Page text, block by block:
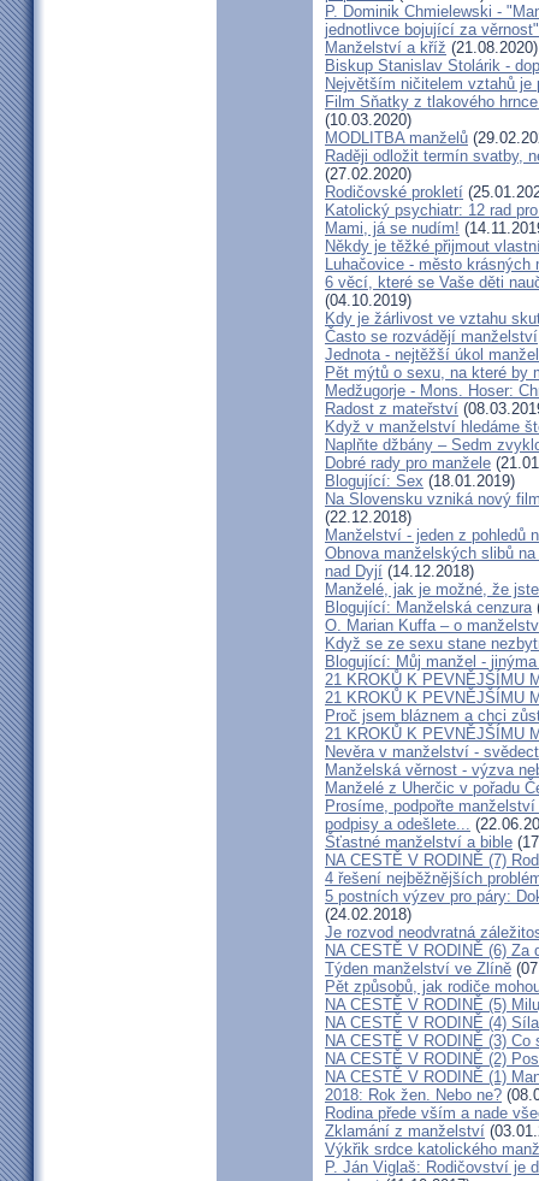
P. Dominik Chmielewski -
jednotlivce bojující za věrnost"
Manželství a kříž (21.08.2020)
Biskup Stanislav Stolárik -
Největším ničitelem vztahů je
Film Sňatky z tlakového
(10.03.2020)
MODLITBA manželů
Raději odložit termín svatby,
(27.02.2020)
Rodičovské prokletí
Katolický psychiatr: 12 rad
Mami, já se nudím!
Někdy je těžké přijmout
Luhačovice - město krásných
6 věcí, které se Vaše děti
(04.10.2019)
Kdy je žárlivost ve vztahu
Často se rozvádějí
Jednota - nejtěžší úkol
Pět mýtů o sexu, na které by
Medžugorje - Mons. Hoser:
Radost z mateřství
Když v manželství hledáme
Naplňte džbány – Sedm
Dobré rady pro manžele
Blogující: Sex (18.01.2019)
Na Slovensku vzniká nový
(22.12.2018)
Manželství - jeden z pohledů
Obnova manželských slibů
nad Dyjí (14.12.2018)
Manželé, jak je možné, že
Blogující: Manželská cenzura
O. Marian Kuffa – o
Když se ze sexu stane
Blogující: Můj manžel -
21 KROKŮ K PEVNĚJŠÍMU
21 KROKŮ K PEVNĚJŠÍMU
Proč jsem bláznem a chci
21 KROKŮ K PEVNĚJŠÍMU
Nevěra v manželství -
Manželská věrnost - výzva
Manželé z Uherčic v pořadu
Prosíme, podpořte
podpisy a odešlete...
Šťastné manželství a bible
NA CESTĚ V RODINĚ (7)
4 řešení nejběžnějších
5 postních výzev pro páry:
(24.02.2018)
Je rozvod neodvratná
NA CESTĚ V RODINĚ (6) Za
Týden manželství ve Zlíně
Pět způsobů, jak rodiče
NA CESTĚ V RODINĚ (5)
NA CESTĚ V RODINĚ (4)
NA CESTĚ V RODINĚ (3) Co
NA CESTĚ V RODINĚ (2)
NA CESTĚ V RODINĚ (1)
2018: Rok žen. Nebo ne?
Rodina přede vším a nade
Zklamání z manželství
Výkřik srdce katolického
P. Ján Viglaš: Rodičovství je